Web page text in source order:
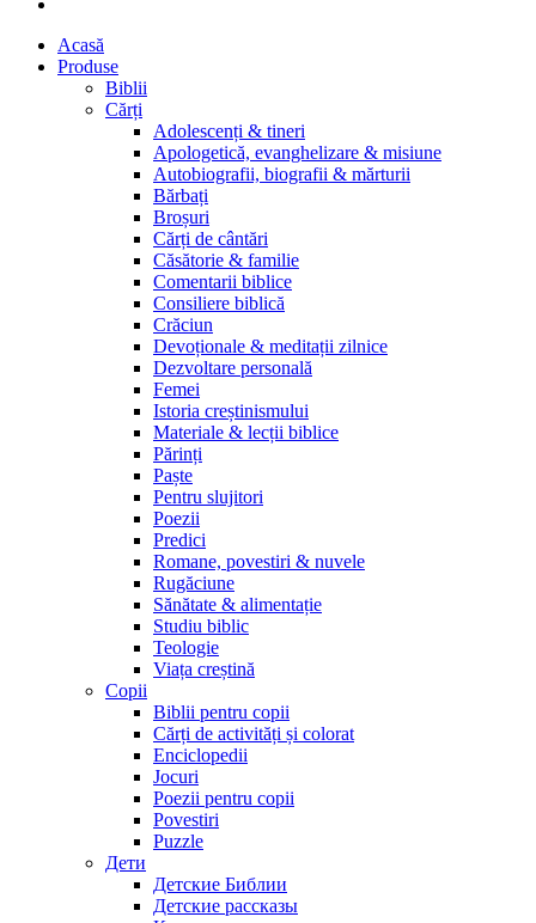
Acasă
Produse
Biblii
Cărți
Adolescenți & tineri
Apologetică, evanghelizare & misiune
Autobiografii, biografii & mărturii
Bărbați
Broșuri
Cărți de cântări
Căsătorie & familie
Comentarii biblice
Consiliere biblică
Crăciun
Devoționale & meditații zilnice
Dezvoltare personală
Femei
Istoria creștinismului
Materiale & lecții biblice
Părinți
Paște
Pentru slujitori
Poezii
Predici
Romane, povestiri & nuvele
Rugăciune
Sănătate & alimentație
Studiu biblic
Teologie
Viața creștină
Copii
Biblii pentru copii
Cărți de activități și colorat
Enciclopedii
Jocuri
Poezii pentru copii
Povestiri
Puzzle
Дети
Детские Библии
Детские рассказы